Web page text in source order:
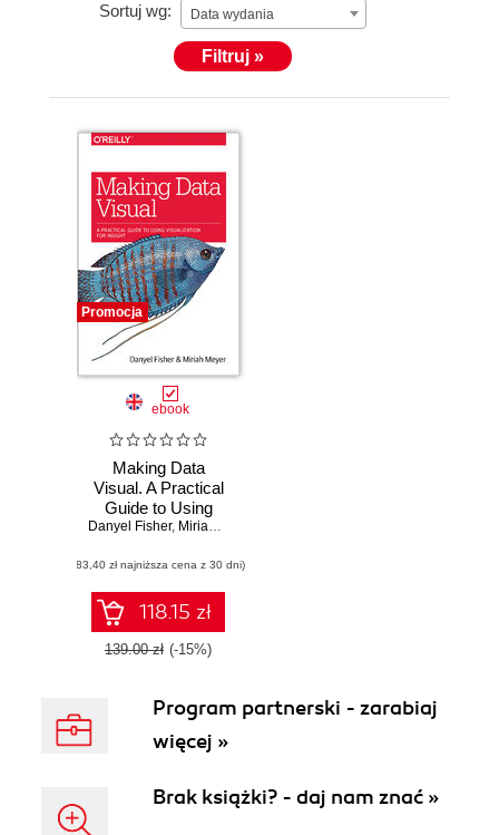
Sortuj wg: Data wydania
Filtruj »
Promocja
ebook
Making Data
Visual. A Practical
Guide to Using
Visualization for
Danyel Fisher, Miriah Meyer
(83,40 zł najniższa cena z 30 dni)
118.15 zł
139.00 zł (-15%)
Program partnerski - zarabiaj
więcej »
Brak książki? - daj nam znać »